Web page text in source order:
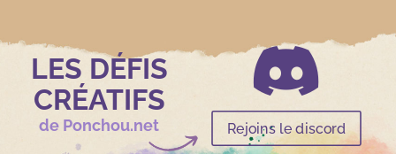
LES DÉFIS
CRÉATIFS
de Ponchou.net

Rejoins le discord